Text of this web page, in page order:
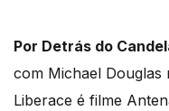
Por Detrás do
com Michael Douglas
Liberace é filme